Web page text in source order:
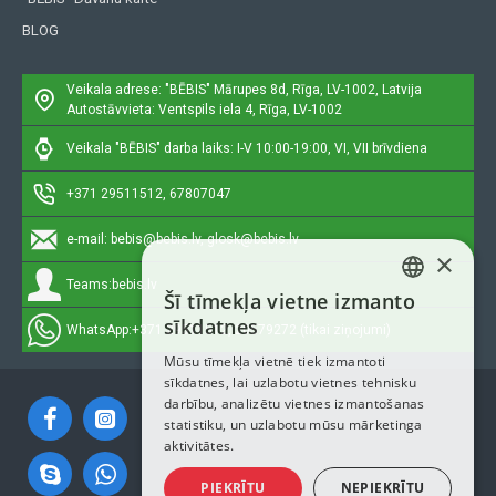
BLOG
Veikala adrese: "BĒBIS" Mārupes 8d, Rīga, LV-1002, Latvija
Autostāvvieta: Ventspils iela 4, Rīga, LV-1002
Veikala "BĒBIS" darba laiks: I-V 10:00-19:00, VI, VII brīvdiena
+371 29511512, 67807047
e-mail: bebis@bebis.lv, glosk@bebis.lv
Teams: bebis.lv
WhatsApp:+371 29511512, 20579272 (tikai ziņojumi)
LATVIAN
ENGLISH
×
Šī tīmekļa vietne izmanto
sīkdatnes
Mūsu tīmekļa vietnē tiek izmantoti
sīkdatnes, lai uzlabotu vietnes tehnisku
darbību, analizētu vietnes izmantošanas
statistiku, un uzlabotu mūsu mārketinga
aktivitātes.
PIEKRĪTU NEPIEKRĪTU